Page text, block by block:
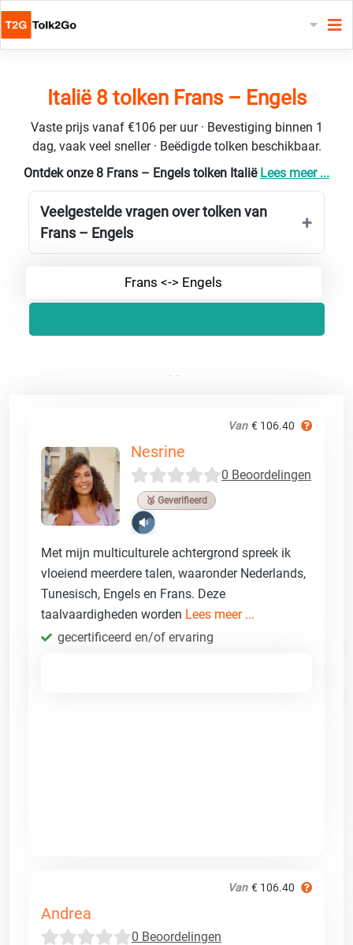
Italië 8 tolken Frans – Engels
Vaste prijs vanaf €106 per uur · Bevestiging binnen 1
dag, vaak veel sneller · Beëdigde tolken beschikbaar.
Ontdek onze 8 Frans – Engels tolken Italië Lees meer ...
Veelgestelde vragen over tolken van
Frans – Engels
Frans <-> Engels
Van € 106.40
Nesrine
0 Beoordelingen
🥉 Geverifieerd
Met mijn multiculturele achtergrond spreek ik
vloeiend meerdere talen, waaronder Nederlands,
Tunesisch, Engels en Frans. Deze
taalvaardigheden worden Lees meer ...
gecertificeerd en/of ervaring
Van € 106.40
Andrea
0 Beoordelingen